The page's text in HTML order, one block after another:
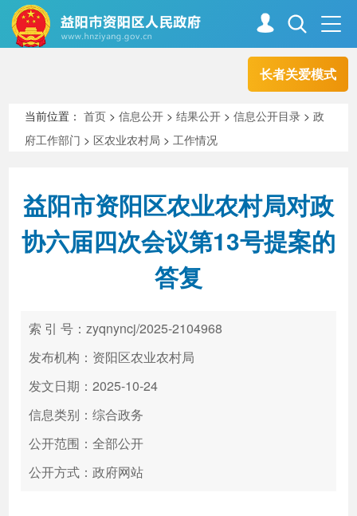
长者关爱模式
走进资阳
新闻中心 解读回应
高效办成一件事
当前位置：首页 >信息公开 >结果公开 >信息公开目录 >政
府工作部门 > 区农业农村局 >工作情况
益阳市资阳区农业农村局对政
协六届四次会议第13号提案的
答复
索 引 号：zyqnyncj/2025-2104968
发布机构：资阳区农业农村局
发文日期：2025-10-24
信息类别：综合政务
公开范围：全部公开
公开方式：政府网站